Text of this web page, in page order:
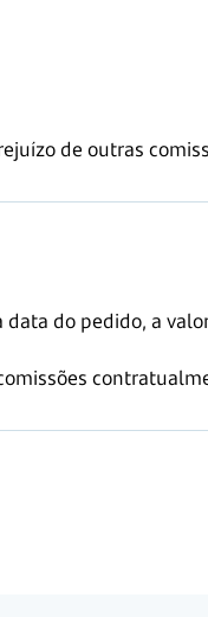
de outras
data do pedido, a